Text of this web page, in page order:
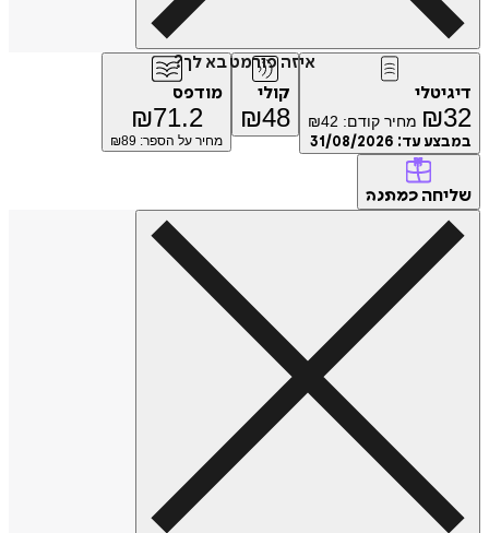
איזה פורמט בא לך?
דיגיטלי
₪32 מחיר קודם: ₪42
במבצע עד: 31/08/2026
קולי
₪48
מודפס
₪71.2
מחיר על הספר: ₪ 89
שליחה כמתנה